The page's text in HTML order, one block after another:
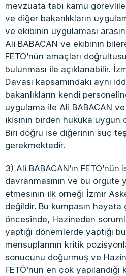
mevzuata tabi kamu
ve diğer bakanlıkların
ve ekibinin uygulaması
Ali BABACAN ve ekibinin
FETÖ’nün amaçları
bulunması ile açıklanabilir.
Davası kapsamındaki aynı
bakanlıkların kendi
uygulama ile Ali BABACAN
ikisinin birden hukuka uygun
Biri doğru ise diğerinin suç
gerekmektedir.
3) Ali BABACAN’ın
davranmasının ve bu örgüte
etmesinin ilk örneği İzmir
değildir. Bu kumpasın hayata
öncesinde, Hazineden
yaptığı dönemlerde yaptığı
mensuplarının kritik
sonucunu doğurmuş ve
FETÖ’nün en çok